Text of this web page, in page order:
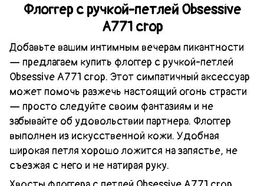
Флоггер с ручкой-петлей Obsessive
A771 crop
Добавьте вашим интимным вечерам пикантности
— предлагаем купить флоггер с ручкой-петлей
Obsessive A771 crop. Этот симпатичный аксессуар
может помочь разжечь настоящий огонь страсти
— просто следуйте своим фантазиям и не
забывайте об удовольствии партнера. Флоггер
выполнен из искусственной кожи. Удобная
широкая петля хорошо ложится на запястье, не
съезжая с него и не натирая руку.